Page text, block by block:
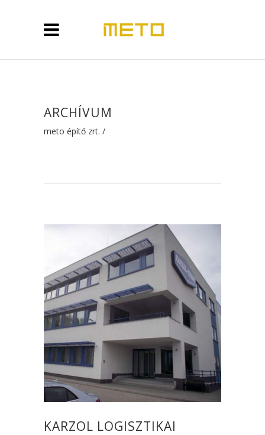
ARCHÍVUM
meto építő zrt. /
KARZOL LOGISZTIKAI